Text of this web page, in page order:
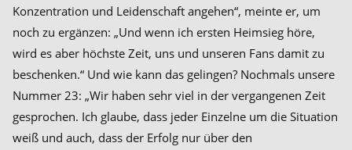
Konzentration und Leidenschaft angehen“, meinte er, um
noch zu ergänzen: „Und wenn ich ersten Heimsieg höre,
wird es aber höchste Zeit, uns und unseren Fans damit zu
beschenken.“ Und wie kann das gelingen? Nochmals unsere
Nummer 23: „Wir haben sehr viel in der vergangenen Zeit
gesprochen. Ich glaube, dass jeder Einzelne um die Situation
weiß und auch, dass der Erfolg nur über den